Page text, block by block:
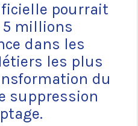
pourrait
5 millions
dans les
les plus
du
suppression